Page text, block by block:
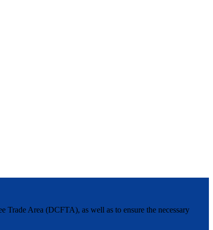
Trade Area (DCFTA), as well as to ensure the necessary